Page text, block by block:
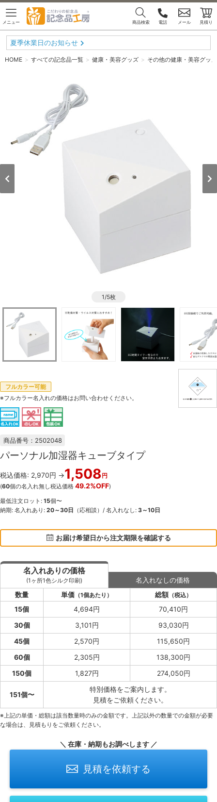
メニュー 商品検索 電話 メール 見積り
夏季休業日のお知らせ
HOME すべての記念品一覧 健康・美容グッズ その他の健康・美容グッズ
1/5枚
フルカラー可能
※フルカラー名入れの価格はお問い合わせください。
商品番号：2502048
パーソナル加湿器キューブタイプ
税込価格: 2,970円 →1,508円
(60個の名入れ無し税込価格 49.2%OFF)
最低注文ロット: 15個〜
納期: 名入れあり: 20～30日 （応相談）/ 名入れなし: 3～10日
お届け希望日から注文期限を確認する
名入れありの価格
(1ヶ所1色シルク印刷)
名入れなしの価格
数量
単価 （1個あたり） 総額 （税込）
15個 4,694円
70,410円
30個
3,101円
93,030円
45個
2,570円
115,650円
60個
2,305円
138,300円
150個
1,827円 274,050円
151個〜
特別価格をご案内します。
見積をご依頼ください。
※上記の単価・総額は該当数量時のみの金額です。上記以外の数量での金額が必要
な場合は、見積もりをご依頼ください。
＼ 在庫・納期もお調べします ／
見積を依頼する